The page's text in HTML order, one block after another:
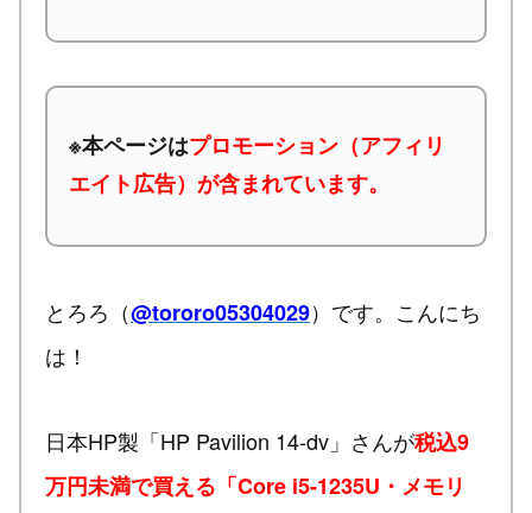
※本ページはプロモーション（アフィリ
エイト広告）が含まれています。
とろろ（@tororo05304029）です。こんにち
は！
日本HP製「HP Pavilion 14-dv」さんが税込9
万円未満で買える「Core i5-1235U・メモリ